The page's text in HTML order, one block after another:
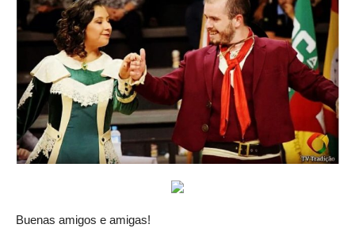
Buenas amigos e amigas!